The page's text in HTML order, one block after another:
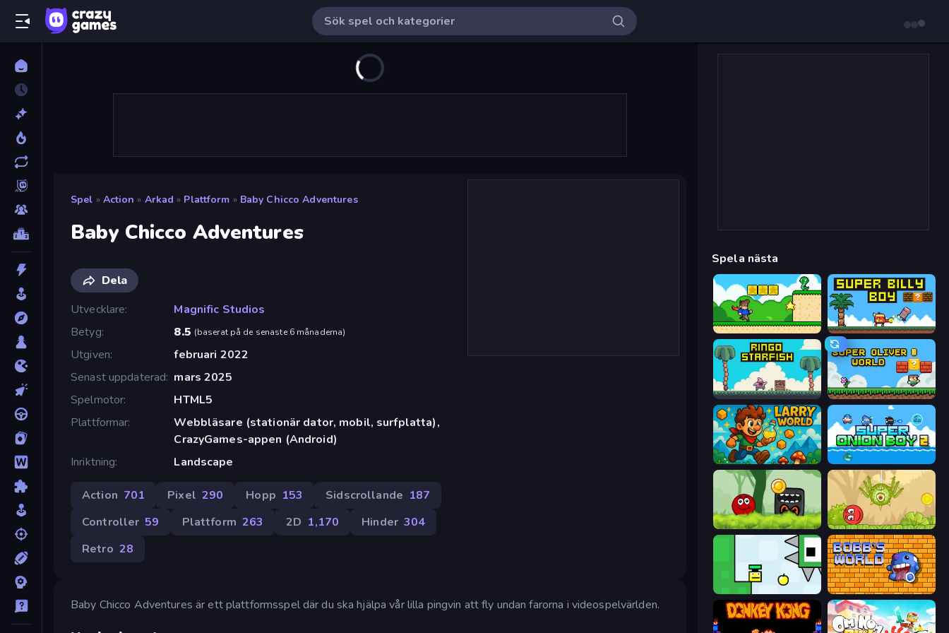
Spel » Action » Arkad » Plattform » Baby Chicco Adventures
Baby Chicco Adventures
Dela
Utvecklare
Magnific Studios
Betyg
8.5 (baserat på de senaste 6 månaderna)
Utgiven
februari 2022
Senast uppdaterad mars 2025
Spelmotor
HTML5
Plattformar
Webbläsare (stationär dator, mobil, surfplatta),
CrazyGames-appen (Android)
Inriktning
Landscape
Action 701 Pixel 290 Hopp 153 Sidscrollande 187
Controller 59 Plattform 263 2D 1,170 Hinder 304
Retro 28
Baby Chicco Adventures är ett plattformsspel där du ska hjälpa vår lilla pingvin att fly undan farorna i videospelvärlden.
Spela nästa
Steve's World Super Billy Boy
Ringo Starfish Super Oliver World
Larry World Super Onion Boy 2
Ball Hero Adventure: Red Bounce Ball Red Bounce Ball 5
Bobb's World